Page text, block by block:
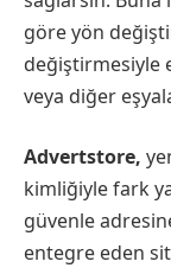
göre yön
değiştirmesiyle
veya diğer
Advertstore,
kimliğiyle fark
güvenle
entegre eden